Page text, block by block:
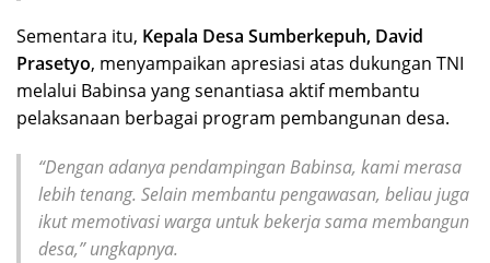
Sementara itu, Kepala Desa Sumberkepuh, David
Prasetyo, menyampaikan apresiasi atas dukungan TNI
melalui Babinsa yang senantiasa aktif membantu
pelaksanaan berbagai program pembangunan desa.
“Dengan adanya pendampingan Babinsa, kami merasa
lebih tenang. Selain membantu pengawasan, beliau juga
ikut memotivasi warga untuk bekerja sama membangun
desa,” ungkapnya.